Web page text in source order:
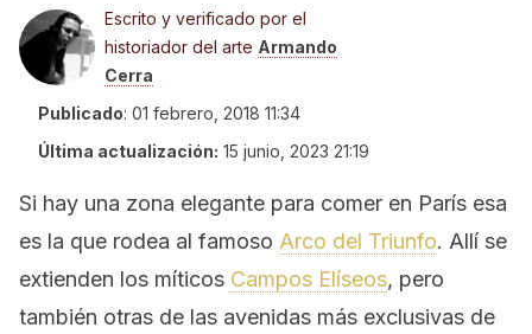
Escrito y verificado por el
historiador del arte Armando
Cerra
Publicado: 01 febrero, 2018 11:34
Última actualización: 15 junio, 2023 21:19
Si hay una zona elegante para comer en París esa
es la que rodea al famoso Arco del Triunfo. Allí se
extienden los míticos Campos Elíseos, pero
también otras de las avenidas más exclusivas de